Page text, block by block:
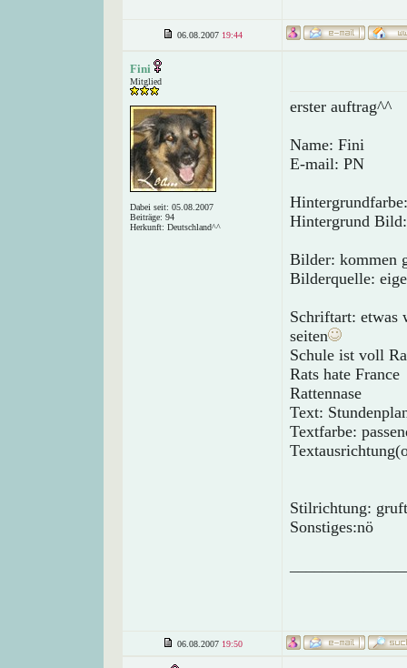
06.08.2007 19:44
Fini
Mitglied
Dabei seit: 05.08.2007
Beiträge: 94
Herkunft: Deutschland^^
erster auftrag^^
Name: Fini
E-mail: PN
Hintergrund
Bilder: kommen
Bilderquelle:
Schriftart: etwas
seiten
Schule ist voll
Rats hate France
Rattennase
Text:
Textfarbe:
Stilrichtung:
Sonstiges:nö
06.08.2007 19:50